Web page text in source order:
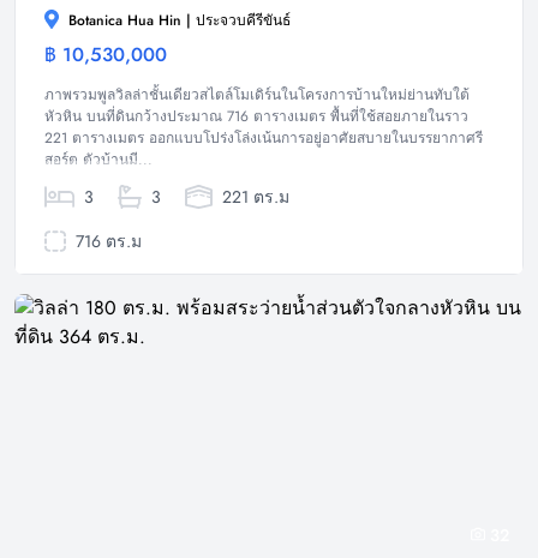
Botanica Hua Hin | ประจวบคีรีขันธ์
฿ 10,530,000
ภาพรวมพูลวิลล่าชั้นเดียวสไตล์โมเดิร์นในโครงการบ้านใหม่ย่านทับใต้
หัวหิน บนที่ดินกว้างประมาณ 716 ตารางเมตร พื้นที่ใช้สอยภายในราว
221 ตารางเมตร ออกแบบโปร่งโล่งเน้นการอยู่อาศัยสบายในบรรยากาศรี
สอร์ต ตัวบ้านมี...
3 3
221 ตร.ม
716 ตร.ม